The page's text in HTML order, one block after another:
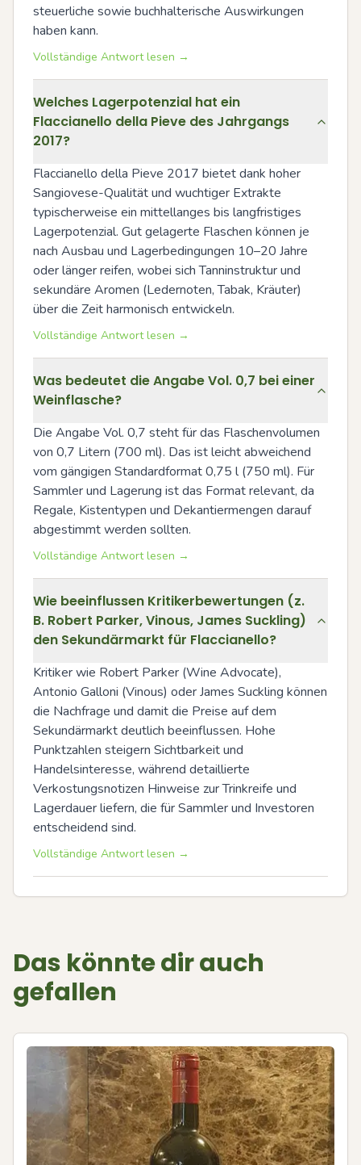
steuerliche sowie buchhalterische Auswirkungen
haben kann.
Vollständige Antwort lesen →
Welches Lagerpotenzial hat ein
Flaccianello della Pieve des Jahrgangs
2017?
Flaccianello della Pieve 2017 bietet dank hoher
Sangiovese-Qualität und wuchtiger Extrakte
typischerweise ein mittellanges bis langfristiges
Lagerpotenzial. Gut gelagerte Flaschen können je
nach Ausbau und Lagerbedingungen 10–20 Jahre
oder länger reifen, wobei sich Tanninstruktur und
sekundäre Aromen (Ledernoten, Tabak, Kräuter)
über die Zeit harmonisch entwickeln.
Vollständige Antwort lesen →
Was bedeutet die Angabe Vol. 0,7 bei einer
Weinflasche?
Die Angabe Vol. 0,7 steht für das Flaschenvolumen
von 0,7 Litern (700 ml). Das ist leicht abweichend
vom gängigen Standardformat 0,75 l (750 ml). Für
Sammler und Lagerung ist das Format relevant, da
Regale, Kistentypen und Dekantiermengen darauf
abgestimmt werden sollten.
Vollständige Antwort lesen →
Wie beeinflussen Kritikerbewertungen (z.
B. Robert Parker, Vinous, James Suckling)
den Sekundärmarkt für Flaccianello?
Kritiker wie Robert Parker (Wine Advocate),
Antonio Galloni (Vinous) oder James Suckling können
die Nachfrage und damit die Preise auf dem
Sekundärmarkt deutlich beeinflussen. Hohe
Punktzahlen steigern Sichtbarkeit und
Handelsinteresse, während detaillierte
Verkostungsnotizen Hinweise zur Trinkreife und
Lagerdauer liefern, die für Sammler und Investoren
entscheidend sind.
Vollständige Antwort lesen →
Das könnte dir auch
gefallen